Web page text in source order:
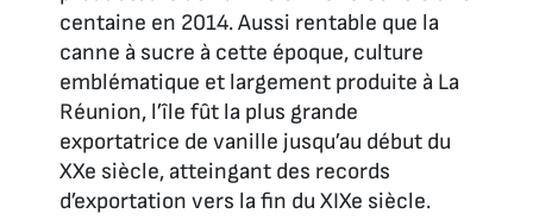
centaine en 2014. Aussi rentable que la
canne à sucre à cette époque, culture
emblématique et largement produite à La
Réunion, l’île fût la plus grande
exportatrice de vanille jusqu’au début du
XXe siècle, atteingant des records
d’exportation vers la fin du XIXe siècle.